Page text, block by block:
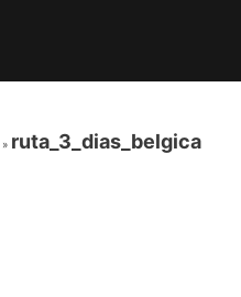
ruta_3_dias_belgica